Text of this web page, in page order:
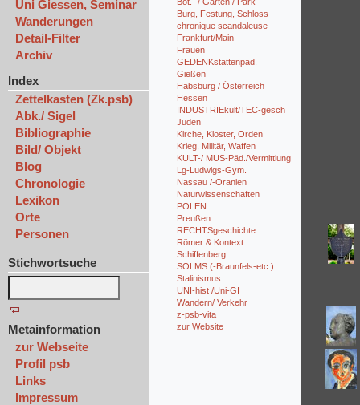
Uni Giessen, Seminar
Wanderungen
Detail-Filter
Archiv
Index
Zettelkasten (Zk.psb)
Abk./ Sigel
Bibliographie
Bild/ Objekt
Blog
Chronologie
Lexikon
Orte
Personen
Stichwortsuche
Metainformation
zur Webseite
Profil psb
Links
Impressum
Burg, Festung, Schloss
chronique scandaleuse
Frankfurt/Main
Frauen
GEDENKstättenpäd.
Gießen
Habsburg / Österreich
Hessen
INDUSTRIEkult/TEC-gesch
Juden
Kirche, Kloster, Orden
Krieg, Militär, Waffen
KULT-/ MUS-Päd./Vermittlung
Lg-Ludwigs-Gym.
Nassau /-Oranien
Naturwissenschaften
POLEN
Preußen
RECHTSgeschichte
Römer & Kontext
Schiffenberg
SOLMS (-Braunfels-etc.)
Stalinismus
UNI-hist /Uni-GI
Wandern/ Verkehr
z-psb-vita
zur Website